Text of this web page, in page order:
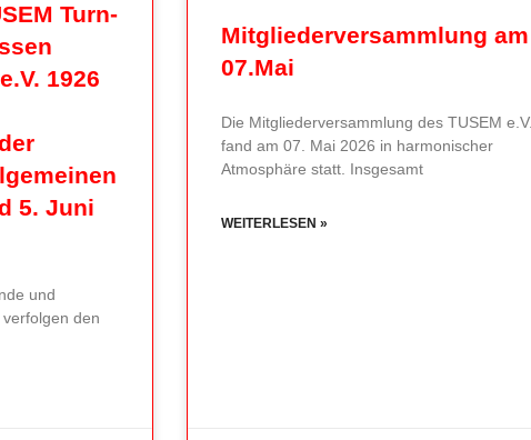
Turn-
1926
5. Juni
und
den
Mitgliederversammlung am
07.Mai
Die Mitgliederversammlung des TUSEM e.V.
fand am 07. Mai 2026 in harmonischer
Atmosphäre statt. Insgesamt
WEITERLESEN »